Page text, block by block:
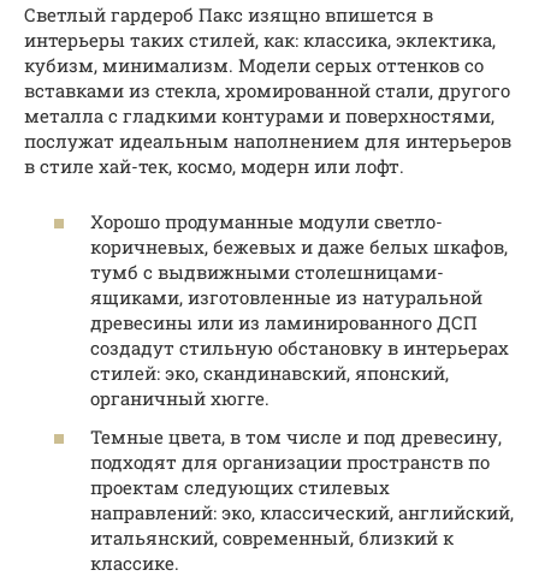
Светлый гардероб Пакс изящно впишется в
интерьеры таких стилей, как: классика, эклектика,
кубизм, минимализм. Модели серых оттенков со
вставками из стекла, хромированной стали, другого
металла с гладкими контурами и поверхностями,
послужат идеальным наполнением для интерьеров
в стиле хай-тек, космо, модерн или лофт.
Хорошо продуманные модули светло-
коричневых, бежевых и даже белых шкафов,
тумб с выдвижными столешницами-
ящиками, изготовленные из натуральной
древесины или из ламинированного ДСП
создадут стильную обстановку в интерьерах
стилей: эко, скандинавский, японский,
органичный хюгге.
Темные цвета, в том числе и под древесину,
подходят для организации пространств по
проектам следующих стилевых
направлений: эко, классический, английский,
итальянский, современный, близкий к
классике.